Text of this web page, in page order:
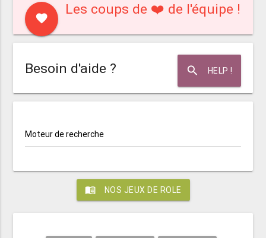
favorite
Les coups de ❤️ de l'équipe !
search HELP !
Besoin d'aide ?
Moteur de recherche
menu_book NOS JEUX DE ROLE